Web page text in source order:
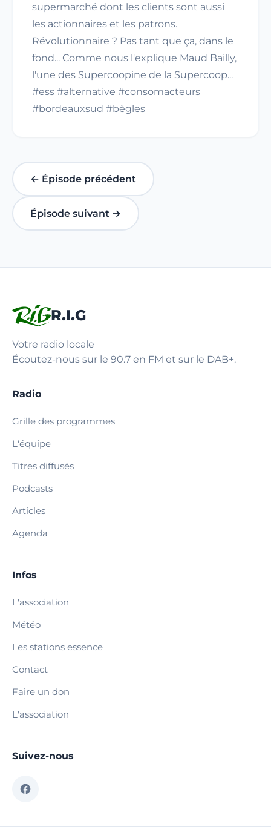
supermarché dont les clients sont aussi
les actionnaires et les patrons.
Révolutionnaire ? Pas tant que ça, dans le
fond... Comme nous l'explique Maud Bailly,
l'une des Supercoopine de la Supercoop...
#ess #alternative #consomacteurs
#bordeauxsud #bègles
← Épisode précédent
Épisode suivant →
R.I.G
Votre radio locale
Écoutez-nous sur le 90.7 en FM et sur le DAB+.
Radio
Grille des programmes
L'équipe
Titres diffusés
Podcasts
Articles
Agenda
Infos
L'association
Météo
Les stations essence
Contact
Faire un don
L'association
Suivez-nous